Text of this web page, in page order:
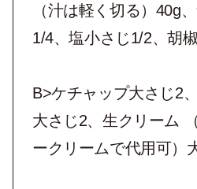
（汁は軽く切る）40g
1/4、塩小さじ1/2、胡
B>ケチャップ大さじ2
大さじ2、生クリーム
ークリームで代用可）